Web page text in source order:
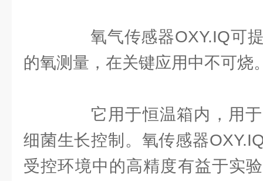
氧气传感器OXY.IQ可提
的氧测量，在关键应用中不可烧
它用于恒温箱内，用于
细菌生长控制。氧传感器
受控环境中的高精度有益于实